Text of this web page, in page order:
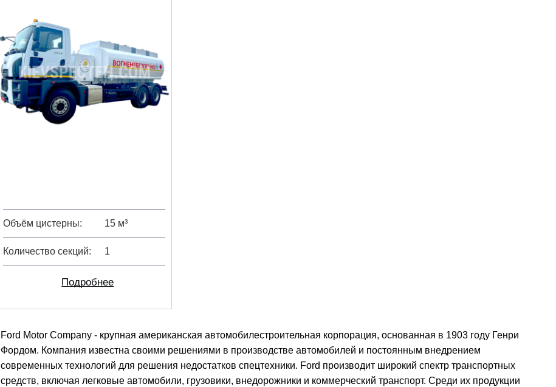
Объём цистерны 15 м³
Количество секций 1
Подробнее
Ford Motor Company - крупная американская автомобилестроительная корпорация, основанная в 1903 году Генри
Фордом. Компания известна своими решениями в производстве автомобилей и постоянным внедрением
современных технологий для решения недостатков спецтехники. Ford производит широкий спектр транспортных
средств, включая легковые автомобили, грузовики, внедорожники и коммерческий транспорт. Среди их продукции